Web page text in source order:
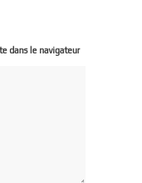
dans le navigateur